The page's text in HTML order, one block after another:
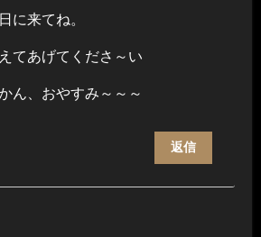
に来てね。
てあげてくださ～い
ん、おやすみ～～～
返信